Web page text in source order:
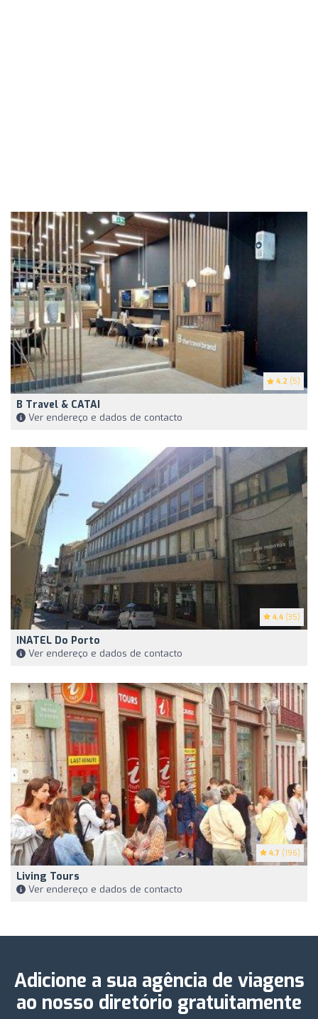
4.2 (5)
B Travel & CATAI
Ver endereço e dados de contacto
4.4 (35)
INATEL Do Porto
Ver endereço e dados de contacto
4.7 (196)
Living Tours
Ver endereço e dados de contacto
Adicione a sua agência de viagens
ao nosso diretório gratuitamente